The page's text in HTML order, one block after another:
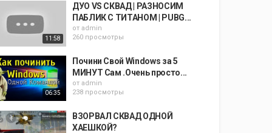
11:58
ДУО VS СКВАД | РАЗНОСИМ
ПАБЛИК С ТИТАНОМ | PUBG...
от admin
260 просмотры
06:35
Почини Свой Windows за 5
МИНУТ Сам .Очень просто...
от admin
238 просмотры
ВЗОРВАЛ СКВАД ОДНОЙ
ХАЕШКОЙ?